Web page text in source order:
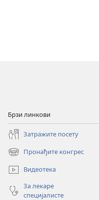
Брзи линкови
Затражите посету
Пронађите конгрес
(отвара
нови
прозор)
Видеотека
За лекаре
специјалисте